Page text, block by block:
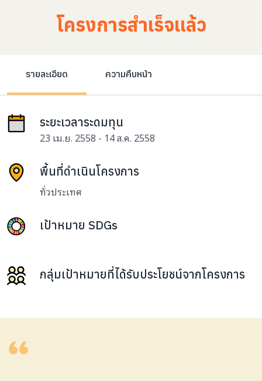
โครงการสำเร็จแล้ว
รายละเอียด ความคืบหน้า
ระยะเวลาระดมทุน
23 เม.ย. 2558 - 14 ส.ค. 2558
พื้นที่ดำเนินโครงการ
ทั่วประเทศ
เป้าหมาย SDGs
กลุ่มเป้าหมายที่ได้รับประโยชน์จากโครงการ